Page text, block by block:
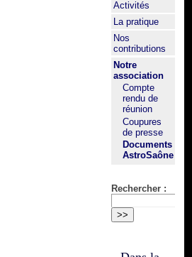
Activités
La pratique
Nos
contributions
Notre
association
Compte
rendu de
réunion
Coupures
de presse
Documents
AstroSaône
Rechercher :